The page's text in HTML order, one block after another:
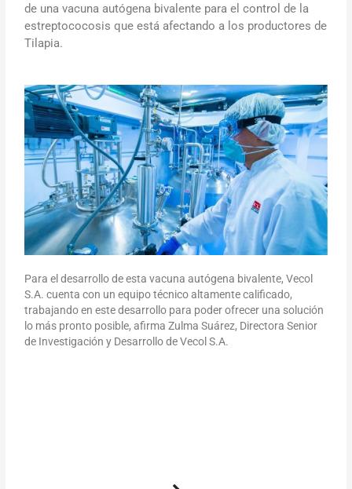
de una vacuna autógena bivalente para el control de la
estreptococosis que está afectando a los productores de
Tilapia.
Para el desarrollo de esta vacuna autógena bivalente, Vecol
S.A. cuenta con un equipo técnico altamente calificado,
trabajando en este desarrollo para poder ofrecer una solución
lo más pronto posible, afirma Zulma Suárez, Directora Senior
de Investigación y Desarrollo de Vecol S.A.